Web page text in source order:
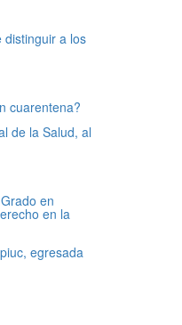
distinguir a los
cuarentena?
de la Salud, al
en
en la
egresada